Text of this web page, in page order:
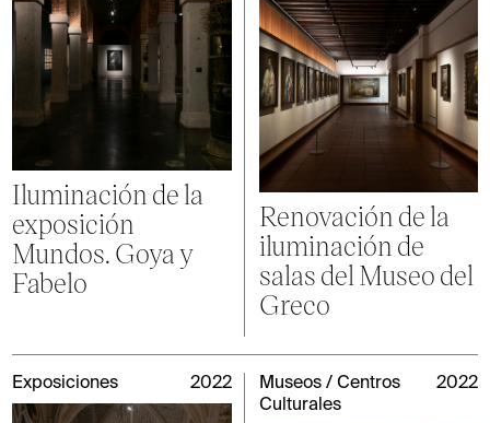
Iluminación de la
exposición
Mundos. Goya y
Fabelo
Renovación de la
iluminación de
salas del Museo del
Greco
Exposiciones 2022
Museos / Centros
Culturales
2022